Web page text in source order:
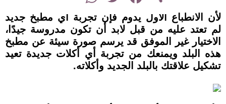
لأن الانطباع الأول يدوم فإن تجربة أي مطبخ جديد
لم تعتد عليه من قبل لابد أن تكون مدروسة جيدًا،
الاختيار غير الموفق قد يرسم صورة سيئة عن مطبخ
هذه البلد ويمنعك من تجربة أي أكلات جديدة تعيد
تشكيل علاقتك بالبلد الجديد وأكلاته.